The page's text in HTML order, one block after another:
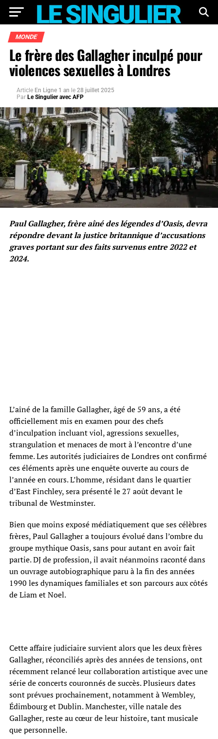
MONDE
Le frère des Gallagher inculpé pour
violences sexuelles à Londres
Article En Ligne 1 an le 28 juillet 2025
Par Le Singulier avec AFP
Paul Gallagher, frère aîné des légendes d’Oasis, devra
répondre devant la justice britannique d’accusations
graves portant sur des faits survenus entre 2022 et
2024.
L’aîné de la famille Gallagher, âgé de 59 ans, a été
officiellement mis en examen pour des chefs
d’inculpation incluant viol, agressions sexuelles,
strangulation et menaces de mort à l’encontre d’une
femme. Les autorités judiciaires de Londres ont confirmé
ces éléments après une enquête ouverte au cours de
l’année en cours. L’homme, résidant dans le quartier
d’East Finchley, sera présenté le 27 août devant le
tribunal de Westminster.
Bien que moins exposé médiatiquement que ses célèbres
frères, Paul Gallagher a toujours évolué dans l’ombre du
groupe mythique Oasis, sans pour autant en avoir fait
partie. DJ de profession, il avait néanmoins raconté dans
un ouvrage autobiographique paru à la fin des années
1990 les dynamiques familiales et son parcours aux côtés
de Liam et Noel.
Cette affaire judiciaire survient alors que les deux frères
Gallagher, réconciliés après des années de tensions, ont
récemment relancé leur collaboration artistique avec une
série de concerts couronnés de succès. Plusieurs dates
sont prévues prochainement, notamment à Wembley,
Édimbourg et Dublin. Manchester, ville natale des
Gallagher, reste au cœur de leur histoire, tant musicale
que personnelle.